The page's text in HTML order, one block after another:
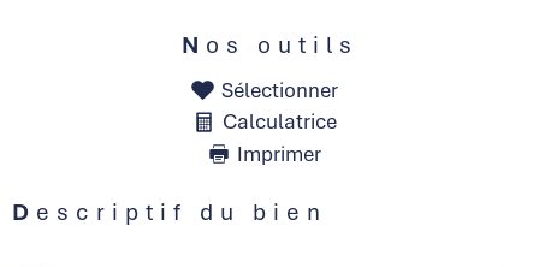
Nos outils
Sélectionner
Calculatrice
Imprimer
Descriptif du bien